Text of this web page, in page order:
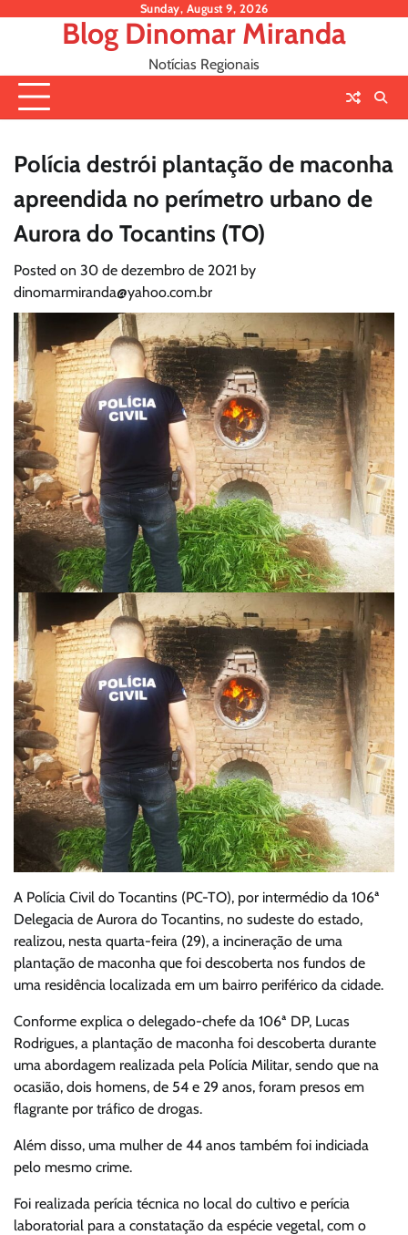
Sunday, August 9, 2026
Blog Dinomar Miranda
Notícias Regionais
Polícia destrói plantação de maconha
apreendida no perímetro urbano de
Aurora do Tocantins (TO)
Posted on 30 de dezembro de 2021 by
dinomarmiranda@yahoo.com.br
A Polícia Civil do Tocantins (PC-TO), por intermédio da 106ª
Delegacia de Aurora do Tocantins, no sudeste do estado,
realizou, nesta quarta-feira (29), a incineração de uma
plantação de maconha que foi descoberta nos fundos de
uma residência localizada em um bairro periférico da cidade.
Conforme explica o delegado-chefe da 106ª DP, Lucas
Rodrigues, a plantação de maconha foi descoberta durante
uma abordagem realizada pela Polícia Militar, sendo que na
ocasião, dois homens, de 54 e 29 anos, foram presos em
flagrante por tráfico de drogas.
Além disso, uma mulher de 44 anos também foi indiciada
pelo mesmo crime.
Foi realizada perícia técnica no local do cultivo e perícia
laboratorial para a constatação da espécie vegetal, com o